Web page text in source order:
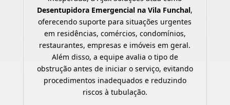
Desentupidora Emergencial na Vila Funchal,
oferecendo suporte para situações urgentes
em residências, comércios, condomínios,
restaurantes, empresas e imóveis em geral.
Além disso, a equipe avalia o tipo de
obstrução antes de iniciar o serviço, evitando
procedimentos inadequados e reduzindo
riscos à tubulação.